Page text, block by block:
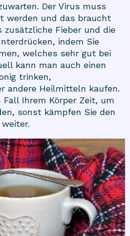
Der Virus muss
werden und das braucht
zusätzliche Fieber und die
indem Sie
welches sehr gut bei
kann man auch einen
trinken,
andere Heilmitteln kaufen.
Fall Ihrem Körper Zeit, um
sonst kämpfen Sie den